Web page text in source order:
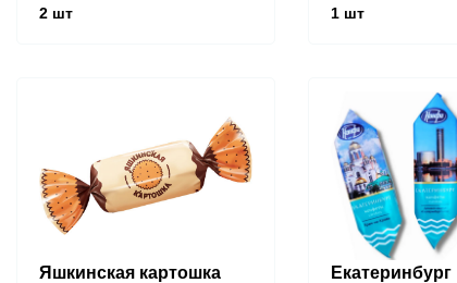
2 шт
1шт
Яшкинская картошка Екатеринбург